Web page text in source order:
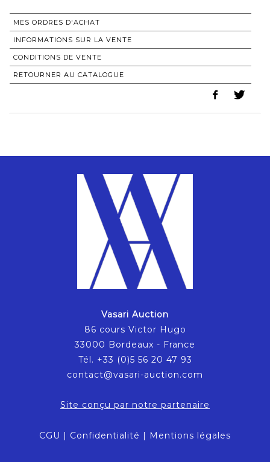
MES ORDRES D'ACHAT
INFORMATIONS SUR LA VENTE
CONDITIONS DE VENTE
RETOURNER AU CATALOGUE
Vasari Auction
86 cours Victor Hugo
33000 Bordeaux - France
Tél. +33 (0)5 56 20 47 93
contact@vasari-auction.com
Site conçu par notre partenaire
CGU | Confidentialité | Mentions légales